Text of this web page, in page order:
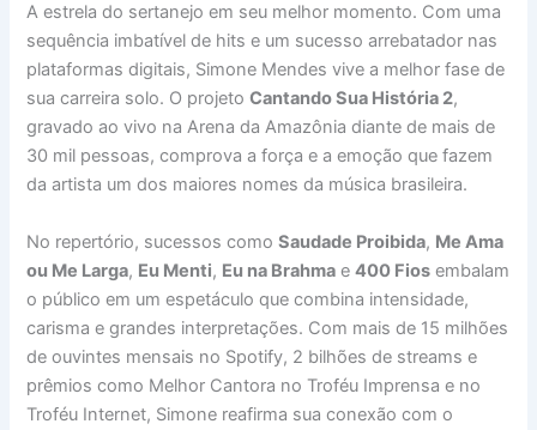
A estrela do sertanejo em seu melhor momento. Com uma
sequência imbatível de hits e um sucesso arrebatador nas
plataformas digitais, Simone Mendes vive a melhor fase de
sua carreira solo. O projetoCantando Sua História 2,
gravado ao vivo na Arena da Amazônia diante de mais de
30 mil pessoas, comprova a força e a emoção que fazem
da artista um dos maiores nomes da música brasileira.
No repertório, sucessos comoSaudade Proibida, Me Ama
ou Me Larga, Eu Menti, Eu na Brahma e400 Fios embalam
o público em um espetáculo que combina intensidade,
carisma e grandes interpretações. Com mais de 15 milhões
de ouvintes mensais no Spotify, 2 bilhões de streams e
prêmios como Melhor Cantora no Troféu Imprensa e no
Troféu Internet, Simone reafirma sua conexão com o